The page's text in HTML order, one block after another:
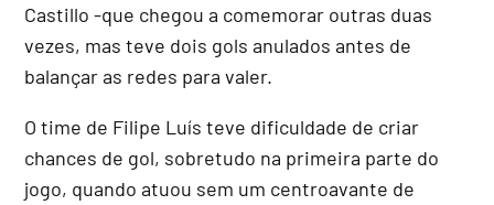
Castillo -que chegou a comemorar outras duas
vezes, mas teve dois gols anulados antes de
balançar as redes para valer.
O time de Filipe Luís teve dificuldade de criar
chances de gol, sobretudo na primeira parte do
jogo, quando atuou sem um centroavante de